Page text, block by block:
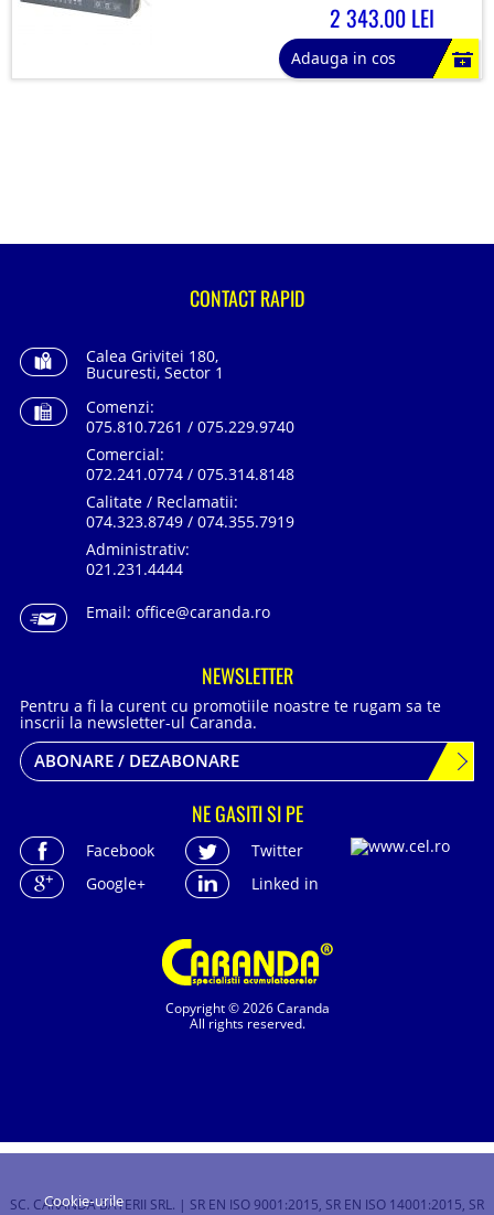
2 343.00 LEI
Adauga in cos
Copyright © 2026 Caranda
All rights reserved.
CONTACT RAPID
Calea Grivitei 180,
Bucuresti, Sector 1
Comenzi:
075.810.7261 / 075.229.9740
Comercial:
072.241.0774 / 075.314.8148
Calitate / Reclamatii:
074.323.8749 / 074.355.7919
Administrativ:
021.231.4444
Email: office@caranda.ro
NEWSLETTER
Pentru a fi la curent cu promotiile noastre te rugam sa te
inscrii la newsletter-ul Caranda.
ABONARE / DEZABONARE
NE GASITI SI PE
Facebook
Twitter
Google+
Linked in
SC. CARANDA BATERII SRL. | SR EN ISO 9001:2015, SR EN ISO 14001:2015, SR
Cookie-urile